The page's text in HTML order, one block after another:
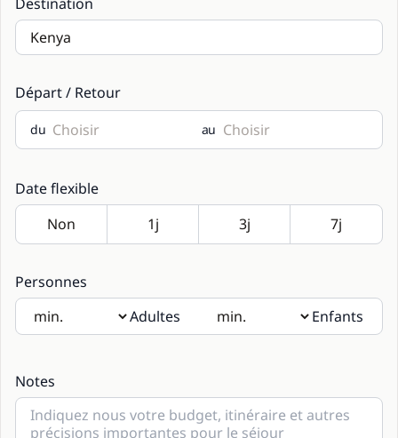
Départ / Retour
du au
Date flexible
Personnes
Adultes
Enfants
Notes